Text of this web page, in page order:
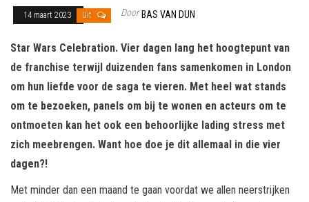
14 maart 2023 Uit Door BAS VAN DUN
Star Wars Celebration. Vier dagen lang het hoogtepunt van
de franchise terwijl duizenden fans samenkomen in London
om hun liefde voor de saga te vieren. Met heel wat stands
om te bezoeken, panels om bij te wonen en acteurs om te
ontmoeten kan het ook een behoorlijke lading stress met
zich meebrengen. Want hoe doe je dit allemaal in die vier
dagen?!
Met minder dan een maand te gaan voordat we allen neerstrijken